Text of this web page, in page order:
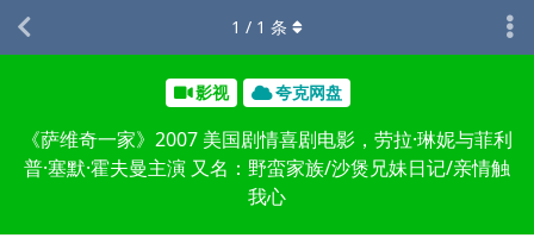
影视 夸克网盘
《萨维奇一家》2007 美国剧情喜剧电影，劳拉·琳妮与菲利
普·塞默·霍夫曼主演 又名：野蛮家族/沙煲兄妹日记/亲情触
我心
1 / 1 条